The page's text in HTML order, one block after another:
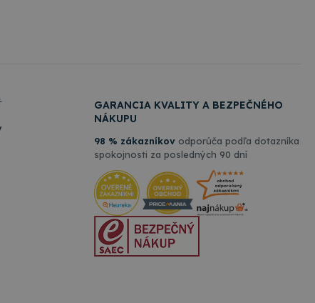
GARANCIA KVALITY A BEZPEČNÉHO
NÁKUPU
98 % zákazníkov odporúča podľa dotazníka
spokojnosti za posledných 90 dní